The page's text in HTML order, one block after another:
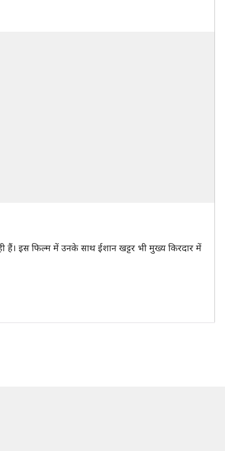
हैं। इस फिल्म में उनके साथ ईशान खट्टर भी मुख्य किरदार में